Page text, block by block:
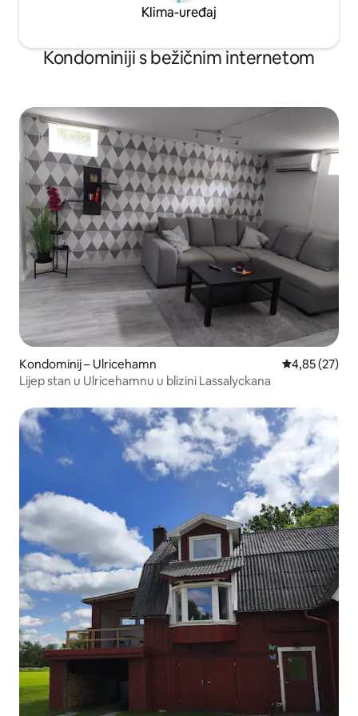
Klima-uređaj
Kondominiji s bežičnim internetom
Kondominij – Ulricehamn Prosječna
4,85 (27)
Lijep stan u Ulricehamnu u blizini Lassalyckana